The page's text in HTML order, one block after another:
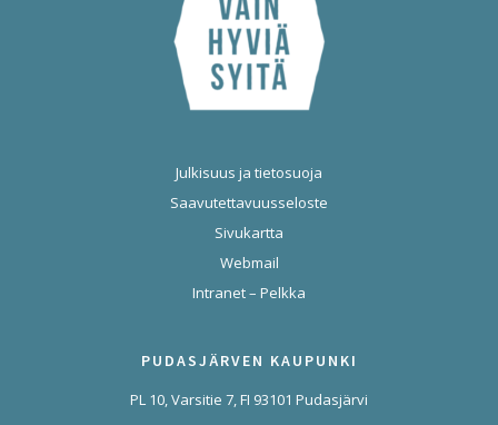
Julkisuus ja tietosuoja
Saavutettavuusseloste
Sivukartta
Webmail
Intranet – Pelkka
PUDASJÄRVEN KAUPUNKI
PL 10, Varsitie 7, FI 93101 Pudasjärvi